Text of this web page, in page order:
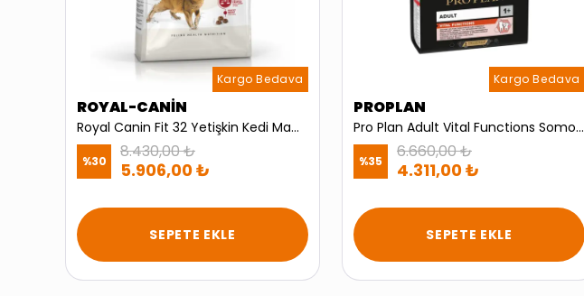
Kargo Bedava
ROYAL-CANİN
Royal Canin Fit 32 Yetişkin Kedi Maması 15kg
%30 8.430,00 ₺
5.906,00 ₺
SEPETE EKLE
Kargo Bedava
PROPLAN
Pro Plan Adult Vital Functions Somonlu Yetişkin Kedi Maması 10kg
%35 6.660,00 ₺
4.311,00 ₺
SEPETE EKLE